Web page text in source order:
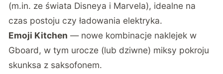
(m.in. ze świata Disneya i Marvela), idealne na
czas postoju czy ładowania elektryka.
Emoji Kitchen — nowe kombinacje naklejek w
Gboard, w tym urocze (lub dziwne) miksy pokroju
skunksa z saksofonem.